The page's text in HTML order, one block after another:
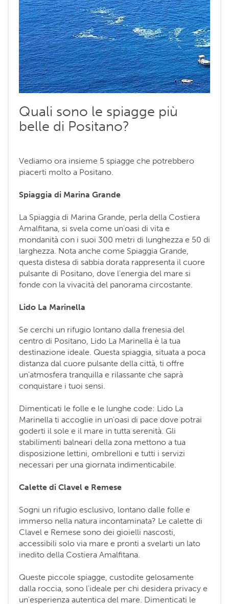
Quali sono le spiagge più
belle di Positano?
Vediamo ora insieme 5 spiagge che potrebbero
piacerti molto a Positano.
Spiaggia di Marina Grande
La Spiaggia di Marina Grande, perla della Costiera
Amalfitana, si svela come un'oasi di vita e
mondanità con i suoi 300 metri di lunghezza e 50 di
larghezza. Nota anche come Spiaggia Grande,
questa distesa di sabbia dorata rappresenta il cuore
pulsante di Positano, dove l'energia del mare si
fonde con la vivacità del panorama circostante.
Lido La Marinella
Se cerchi un rifugio lontano dalla frenesia del
centro di Positano, Lido La Marinella è la tua
destinazione ideale. Questa spiaggia, situata a poca
distanza dal cuore pulsante della città, ti offre
un'atmosfera tranquilla e rilassante che saprà
conquistare i tuoi sensi.
Dimenticati le folle e le lunghe code: Lido La
Marinella ti accoglie in un'oasi di pace dove potrai
goderti il sole e il mare in tutta serenità. Gli
stabilimenti balneari della zona mettono a tua
disposizione lettini, ombrelloni e tutti i servizi
necessari per una giornata indimenticabile.
Calette di Clavel e Remese
Sogni un rifugio esclusivo, lontano dalle folle e
immerso nella natura incontaminata? Le calette di
Clavel e Remese sono dei gioielli nascosti,
accessibili solo via mare e pronti a svelarti un lato
inedito della Costiera Amalfitana.
Queste piccole spiagge, custodite gelosamente
dalla roccia, sono l'ideale per chi desidera privacy e
un'esperienza autentica del mare. Dimenticati le